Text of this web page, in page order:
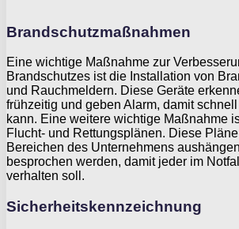
Brandschutzmaßnahmen
Eine wichtige Maßnahme zur
Brandschutzes ist die Installation von
und Rauchmeldern. Diese Geräte
frühzeitig und geben Alarm, damit
kann. Eine weitere wichtige Maßnahme
Flucht- und Rettungsplänen. Diese
Bereichen des Unternehmens
besprochen werden, damit jeder im
verhalten soll.
Sicherheitskennzeichnung